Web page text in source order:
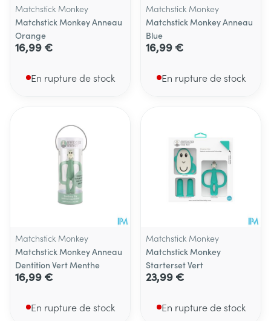
Matchstick Monkey
Matchstick Monkey Anneau
Orange
16,99 €
En rupture de stock
Matchstick Monkey
Matchstick Monkey Anneau
Blue
16,99 €
En rupture de stock
Matchstick Monkey
Matchstick Monkey Anneau
Dentition Vert Menthe
16,99 €
En rupture de stock
Matchstick Monkey
Matchstick Monkey
Starterset Vert
23,99 €
En rupture de stock